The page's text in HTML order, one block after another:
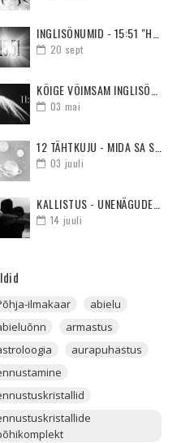
20 sept
03 mai
03 juuli
KALLISTUS - UNENÄGUDE SELETAJA
14 juuli
ilmakaar
abielu
armastus
aurapuhastus